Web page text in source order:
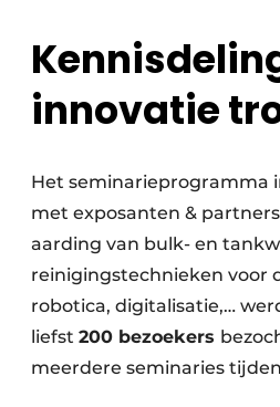
innovatie
Het seminarieprogramma
met exposanten &
aarding van bulk- en
reinigingstechnieken voor
robotica, digitalisatie,…
liefst 200 bezoekers
meerdere seminaries